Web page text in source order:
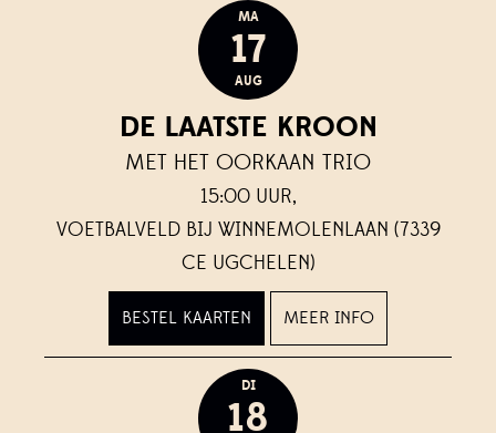
MA
17
AUG
DE LAATSTE KROON
MET HET OORKAAN TRIO
15:00 UUR,
VOETBALVELD BIJ WINNEMOLENLAAN (7339
CE UGCHELEN)
BESTEL KAARTEN MEER INFO
DI
18